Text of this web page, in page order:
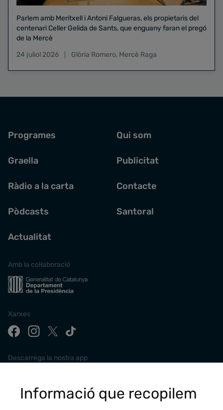
Parlem amb Meritxell i Antoni Falgueras, els propietaris del
centenari Celler Gelida de Sants, que enguany faran el pregó
de la Mercè
24 juliol 2026
Glòria Romero, Mercè Raga
Programes
Graella
Ràdio a la carta
Pòdcasts
Actualitat
Qui som
Publicitat
Contacte
Santoral
Amb la col·laboració
Xarxes
Descarrega la nostra app
Informació que recopilem